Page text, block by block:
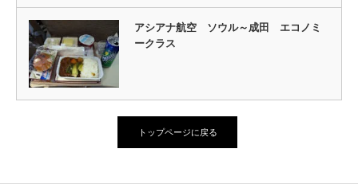
アシアナ航空 ソウル～成田 エコノミ
ークラス
トップページに戻る